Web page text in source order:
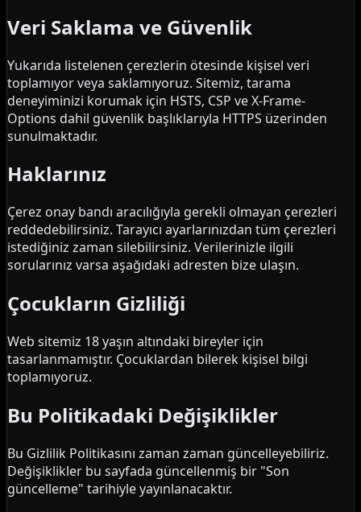
Veri Saklama ve Güvenlik
Yukarıda listelenen çerezlerin ötesinde kişisel veri
toplamıyor veya saklamıyoruz. Sitemiz, tarama
deneyiminizi korumak için HSTS, CSP ve X-Frame-
Options dahil güvenlik başlıklarıyla HTTPS üzerinden
sunulmaktadır.
Haklarınız
Çerez onay bandı aracılığıyla gerekli olmayan çerezleri
reddedebilirsiniz. Tarayıcı ayarlarınızdan tüm çerezleri
istediğiniz zaman silebilirsiniz. Verilerinizle ilgili
sorularınız varsa aşağıdaki adresten bize ulaşın.
Çocukların Gizliliği
Web sitemiz 18 yaşın altındaki bireyler için
tasarlanmamıştır. Çocuklardan bilerek kişisel bilgi
toplamıyoruz.
Bu Politikadaki Değişiklikler
Bu Gizlilik Politikasını zaman zaman güncelleyebiliriz.
Değişiklikler bu sayfada güncellenmiş bir "Son
güncelleme" tarihiyle yayınlanacaktır.